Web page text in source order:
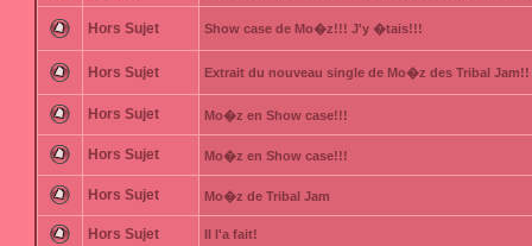
Hors Sujet Show case de Mo�z!!! J'y �tais!!!
Hors Sujet Extrait du nouveau single de Mo�z des Tribal Jam!!
Hors Sujet Mo�z en Show case!!!
Hors Sujet Mo�z en Show case!!!
Hors Sujet Mo�z de Tribal Jam
Hors Sujet Il l'a fait!